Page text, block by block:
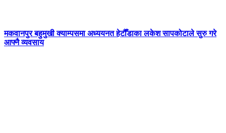
मकवानपुर बहुमुखी क्याम्पसमा अध्ययनत हेटौँडाका लकेश सापकोटाले सुरु गरे
आफ्नै व्यवसाय